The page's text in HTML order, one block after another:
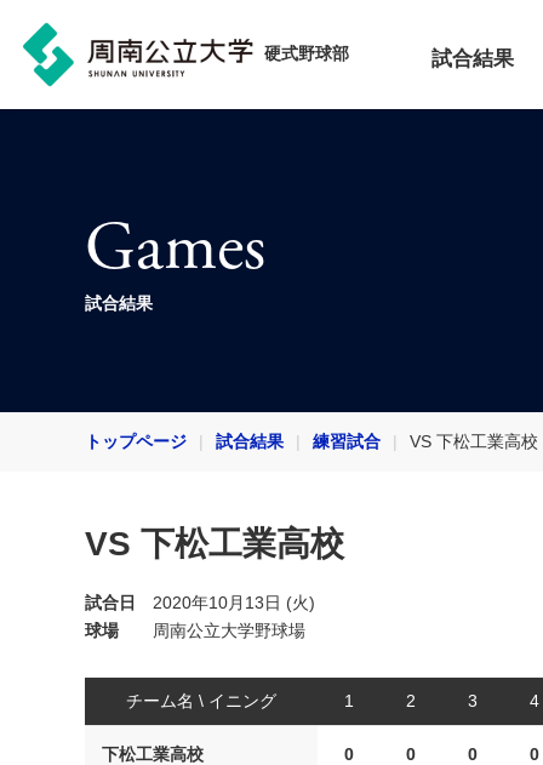
硬式野球部 試合結果
Games
試合結果
トップページ 試合結果 練習試合 VS 下松工業高校
VS 下松工業高校
試合日
2020年10月13日 (火)
球場
周南公立大学野球場
チーム名 \ イニング 1 2 3 4
下松工業高校 0 0 0 0